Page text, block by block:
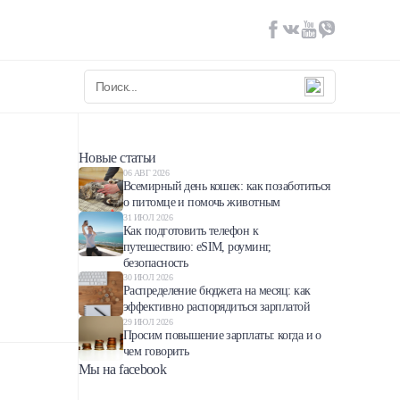
Новые статьи
06 АВГ 2026
Всемирный день кошек: как позаботиться
о питомце и помочь животным
31 ИЮЛ 2026
Как подготовить телефон к
путешествию: eSIM, роуминг,
безопасность
30 ИЮЛ 2026
Распределение бюджета на месяц: как
эффективно распорядиться зарплатой
29 ИЮЛ 2026
Просим повышение зарплаты: когда и о
чем говорить
Мы на facebook